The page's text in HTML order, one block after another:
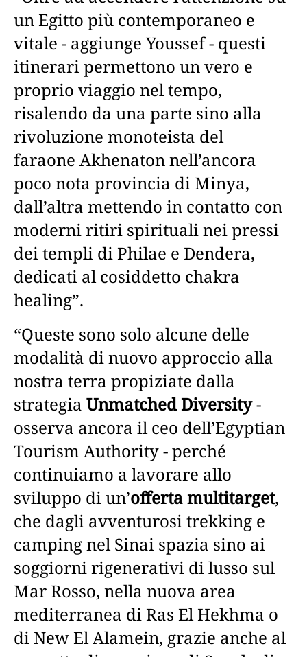
un Egitto più contemporaneo e
vitale - aggiunge Youssef - questi
itinerari permettono un vero e
proprio viaggio nel tempo,
risalendo da una parte sino alla
rivoluzione monoteista del
faraone Akhenaton nell’ancora
poco nota provincia di Minya,
dall’altra mettendo in contatto con
moderni ritiri spirituali nei pressi
dei templi di Philae e Dendera,
dedicati al cosiddetto chakra
healing”.
“Queste sono solo alcune delle
modalità di nuovo approccio alla
nostra terra propiziate dalla
strategia Unmatched Diversity-
osserva ancora il ceo dell’Egyptian
Tourism Authority - perché
continuiamo a lavorare allo
sviluppo di un’offerta multitarget,
che dagli avventurosi trekking e
camping nel Sinai spazia sino ai
soggiorni rigenerativi di lusso sul
Mar Rosso, nella nuova area
mediterranea di Ras El Hekhma o
di New El Alamein, grazie anche al